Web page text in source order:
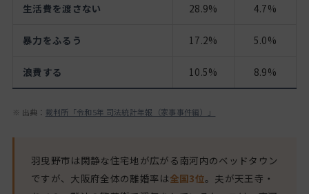
生活費を渡さない 28.9% 4.7%
暴力をふるう 17.2% 5.0%
浪費する 10.5% 8.9%
※ 出典： 裁判所「令和5年 司法統計年報（家事事件編）」
羽曳野市は閑静な住宅地が広がる南河内のベッドタウン
ですが、大阪府全体の離婚率は全国3位。夫が天王寺・